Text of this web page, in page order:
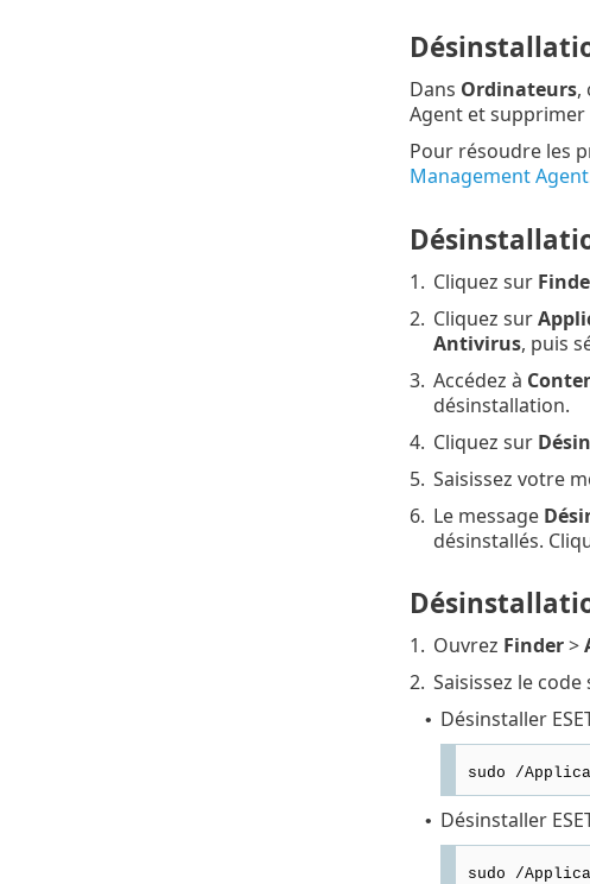
Dans Ordinateurs,
Agent et
Pour résoudre les
Management Agent
1. Cliquez sur
2. Cliquez sur
Antivirus, puis
3. Accédez à
désinstallation.
4. Cliquez sur
5. Saisissez votre
6. Le message
désinstallés.
1. Ouvrez Finder>
2. Saisissez le
• Désinstaller
sudo /
• Désinstaller
sudo /